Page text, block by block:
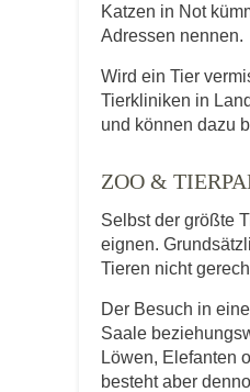
Katzen in Not
Adressen nennen.
Wird ein Tier
Tierkliniken in
und können dazu
ZOO &
Selbst der größte
eignen.
Tieren nicht
Der Besuch in
Saale
Löwen, Elefanten
besteht aber